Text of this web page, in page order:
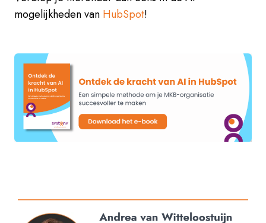
mogelijkheden van HubSpot!